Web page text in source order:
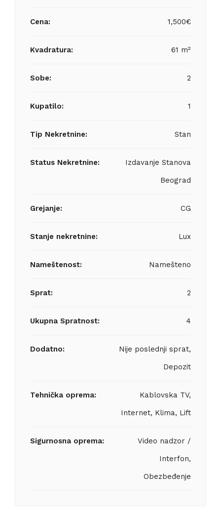
Cena: 1,500€
Kvadratura: 61 m²
Sobe: 2
Kupatilo: 1
Tip Nekretnine: Stan
Status Nekretnine:
Izdavanje Stanova
Beograd
Grejanje: CG
Stanje nekretnine: Lux
Nameštenost: Namešteno
Sprat: 2
Ukupna Spratnost: 4
Dodatno:
Nije poslednji sprat,
Depozit
Tehnička oprema:
Kablovska TV,
Internet, Klima, Lift
Sigurnosna oprema:
Video nadzor /
Interfon,
Obezbeđenje